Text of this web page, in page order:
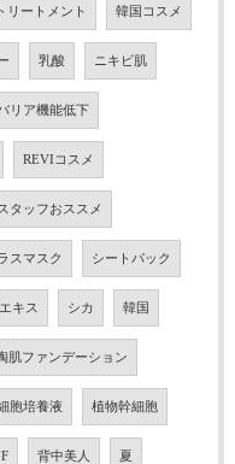
リートメント 韓国コスメ
乳酸 ニキビ肌
リア機能低下
REVIコスメ
タッフおススメ
スマスク シートパック
キス シカ 韓国
肌ファンデーション
胞培養液 植物幹細胞
背中美人 夏